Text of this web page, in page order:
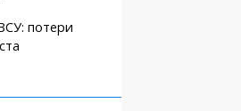
потери